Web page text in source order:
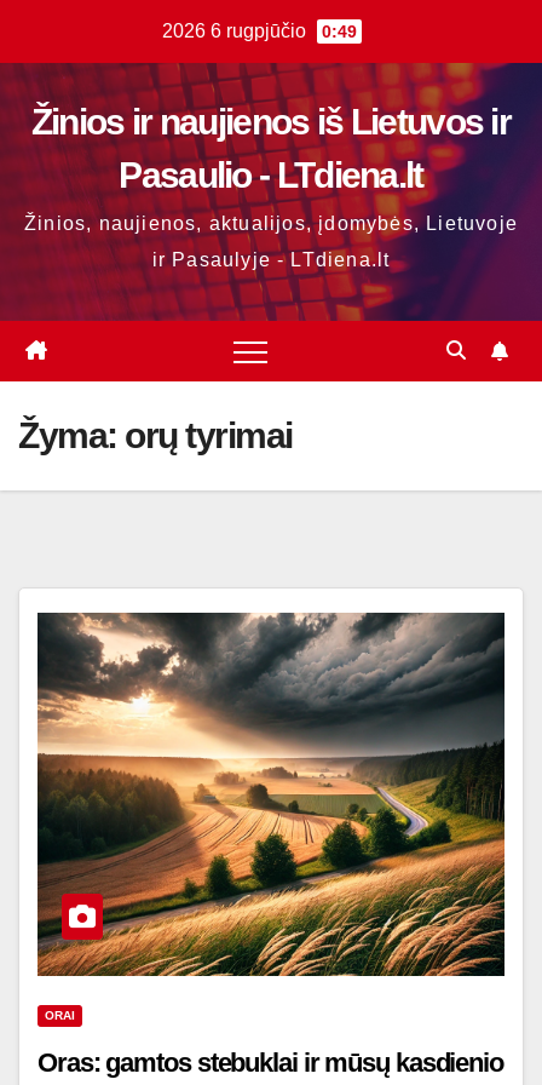
content
2026 6 rugpjūčio 0:49
Žinios ir naujienos iš Lietuvos ir
Pasaulio - LTdiena.lt
Žinios, naujienos, aktualijos, įdomybės, Lietuvoje
ir Pasaulyje - LTdiena.lt
Žyma: orų tyrimai
ORAI
Oras: gamtos stebuklai ir mūsų kasdienio